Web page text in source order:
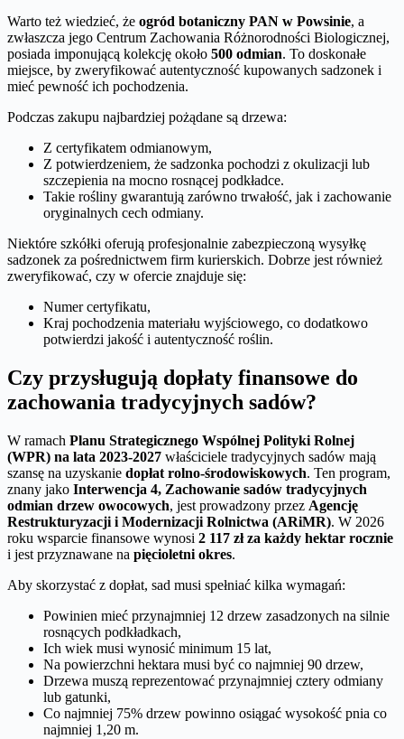
Warto też wiedzieć, że ogród botaniczny PAN w Powsinie, a
zwłaszcza jego Centrum Zachowania Różnorodności Biologicznej,
posiada imponującą kolekcję około 500 odmian. To doskonałe
miejsce, by zweryfikować autentyczność kupowanych sadzonek i
mieć pewność ich pochodzenia.
Podczas zakupu najbardziej pożądane są drzewa:
Z certyfikatem odmianowym,
Z potwierdzeniem, że sadzonka pochodzi z okulizacji lub
szczepienia na mocno rosnącej podkładce.
Takie rośliny gwarantują zarówno trwałość, jak i zachowanie
oryginalnych cech odmiany.
Niektóre szkółki oferują profesjonalnie zabezpieczoną wysyłkę
sadzonek za pośrednictwem firm kurierskich. Dobrze jest również
zweryfikować, czy w ofercie znajduje się:
Numer certyfikatu,
Kraj pochodzenia materiału wyjściowego, co dodatkowo
potwierdzi jakość i autentyczność roślin.
Czy przysługują dopłaty finansowe do
zachowania tradycyjnych sadów?
W ramach Planu Strategicznego Wspólnej Polityki Rolnej
(WPR) na lata 2023-2027 właściciele tradycyjnych sadów mają
szansę na uzyskanie dopłat rolno-środowiskowych. Ten program,
znany jako Interwencja 4, Zachowanie sadów tradycyjnych
odmian drzew owocowych, jest prowadzony przez Agencję
Restrukturyzacji i Modernizacji Rolnictwa (ARiMR). W 2026
roku wsparcie finansowe wynosi 2 117 zł za każdy hektar rocznie
i jest przyznawane na pięcioletni okres.
Aby skorzystać z dopłat, sad musi spełniać kilka wymagań:
Powinien mieć przynajmniej 12 drzew zasadzonych na silnie
rosnących podkładkach,
Ich wiek musi wynosić minimum 15 lat,
Na powierzchni hektara musi być co najmniej 90 drzew,
Drzewa muszą reprezentować przynajmniej cztery odmiany
lub gatunki,
Co najmniej 75% drzew powinno osiągać wysokość pnia co
najmniej 1,20 m.